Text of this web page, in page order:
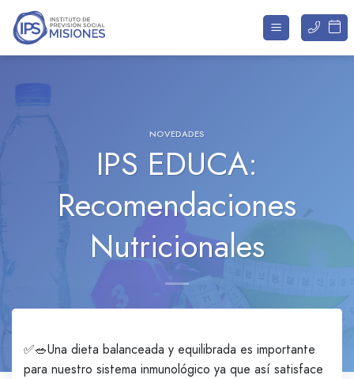
Saltar
contenido
NOVEDADES
IPS EDUCA:
Recomendaciones
Nutricionales
✅🥗Una dieta balanceada y equilibrada es importante
para nuestro sistema inmunológico ya que así satisface